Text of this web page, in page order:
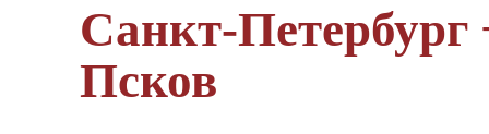
Санкт-
Псков